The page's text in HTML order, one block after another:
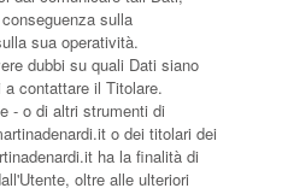
sulla
sua operatività.
dubbi su quali Dati siano
contattare il Titolare.
- o di altri strumenti di
o dei titolari dei
ha la finalità di
oltre alle ulteriori